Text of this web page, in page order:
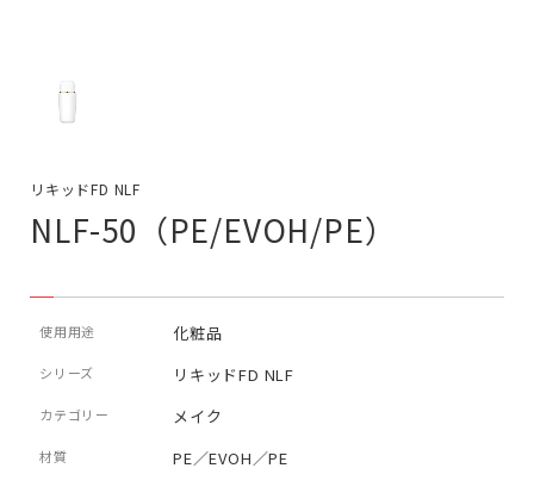
リキッドFD NLF
NLF-50（PE/EVOH/PE）
使用用途 化粧品
シリーズ リキッドFD NLF
カテゴリー メイク
材質 PE／EVOH／PE